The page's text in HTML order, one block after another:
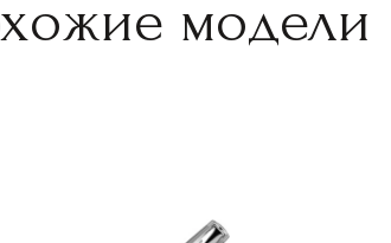
модели